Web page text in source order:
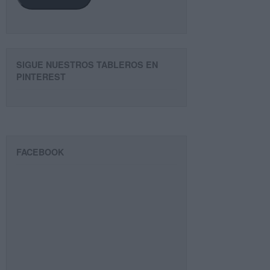
SIGUE NUESTROS TABLEROS EN
PINTEREST
FACEBOOK